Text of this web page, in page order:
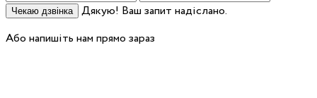
Чекаю дзвінка
Дякую! Ваш запит надіслано.
Або напишіть нам прямо зараз